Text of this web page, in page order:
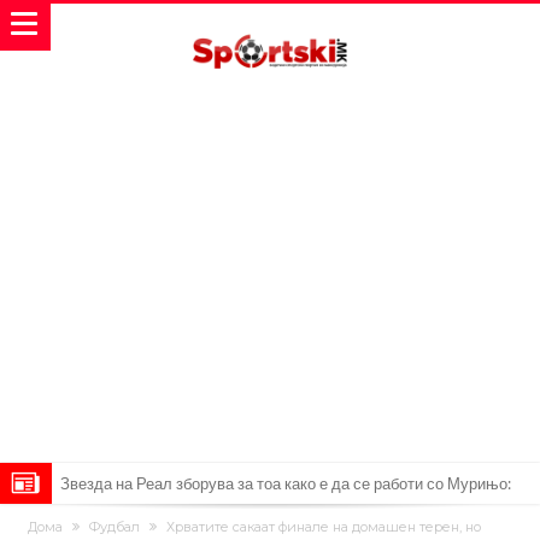
Звезда на Реал зборува за тоа како е да се работи со Мурињо:
Зборовите одекнаа низ Шпанија
Одењето на Араухо го натера Флик на итен потег, дури и управата
Дома Фудбал
Хрватите сакаат финале на домашен терен, но